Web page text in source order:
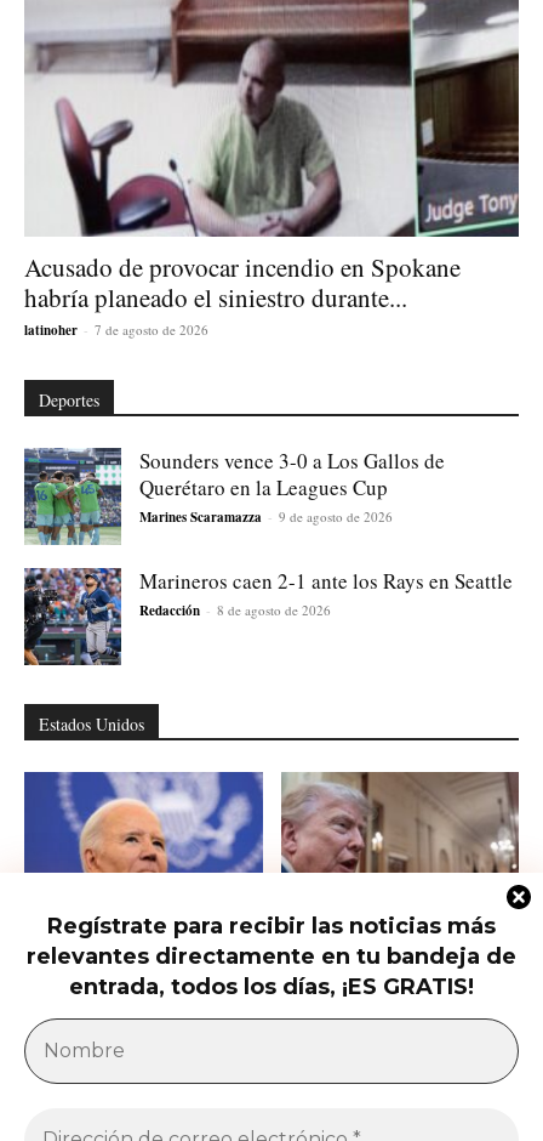
Acusado de provocar incendio en Spokane
habría planeado el siniestro durante...
latinoher - 7 de agosto de 2026
Deportes
Sounders vence 3-0 a Los Gallos de
Querétaro en la Leagues Cup
Marines Scaramazza - 9 de agosto de 2026
Marineros caen 2-1 ante los Rays en Seattle
Redacción - 8 de agosto de 2026
Estados Unidos
Hunter Biden habla del cáncer de
su padre que avanzó hasta...
Qué saber del nuevo intento de
Trump de limitar la ciudadanía...
América Latina
Regístrate para recibir las noticias más
relevantes directamente en tu bandeja de
entrada, todos los días, ¡ES GRATIS!